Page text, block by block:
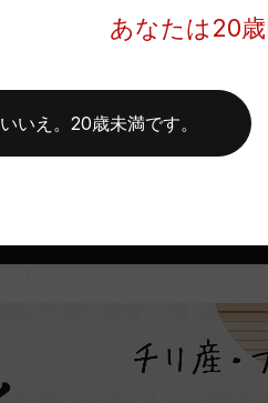
あなたは20
いいえ。20歳未満です。